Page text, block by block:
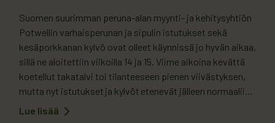
Suomen suurimman peruna-alan myynti- ja kehitysyhtiön
Potwellin varhaisperunan ja sipulin istutukset sekä
kesäporkkanan kylvö ovat olleet käynnissä jo hyvän aikaa,
sillä ne aloitettiin viikoilla 14 ja 15. Viime aikoina kevättä
koetellut takatalvi toi tilanteeseen pienen viivästyksen,
mutta nyt istutukset ja kylvöt etenevät jälleen normaaliin
tapaan. Potwellin toimitusjohtaja Tero Oinosen mukaan
Lue lisää
: